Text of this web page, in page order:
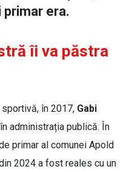
primar era.
îi va păstra
în 2017, Gabi
administrația publică. În
primar al comunei Apold
2024 a fost reales cu un